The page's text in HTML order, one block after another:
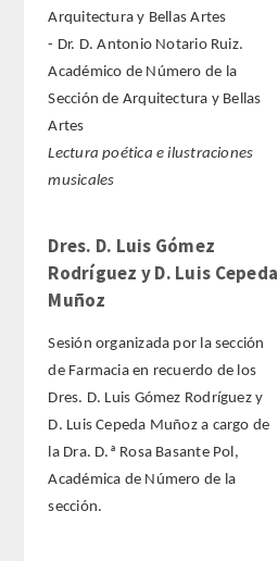
Arquitectura y Bellas Artes
- Dr. D. Antonio Notario Ruiz.
Académico de Número de la
Sección de Arquitectura y Bellas
Artes
Lectura poética e ilustraciones
musicales
Dres. D. Luis Gómez
Rodríguez y D. Luis Cepeda
Muñoz
Sesión organizada por la sección
de Farmacia en recuerdo de los
Dres. D. Luis Gómez Rodríguez y
D. Luis Cepeda Muñoz a cargo de
la Dra. D.ª Rosa Basante Pol,
Académica de Número de la
sección.